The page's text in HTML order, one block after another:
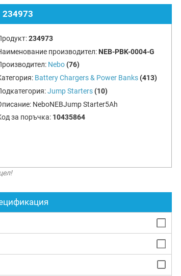
234973
234973
производител: NEB-PBK-0004-G
Nebo (76)
Battery Chargers & Power Banks (413)
Jump Starters (10)
NeboNEBJump Starter5Ah
за поръчка: 10435864